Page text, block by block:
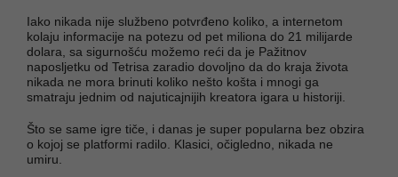
Iako nikada nije službeno potvrđeno koliko, a internetom
kolaju informacije na potezu od pet miliona do 21 milijarde
dolara, sa sigurnošću možemo reći da je Pažitnov
naposljetku od Tetrisa zaradio dovoljno da do kraja života
nikada ne mora brinuti koliko nešto košta i mnogi ga
smatraju jednim od najuticajnijih kreatora igara u historiji.
Što se same igre tiče, i danas je super popularna bez obzira
o kojoj se platformi radilo. Klasici, očigledno, nikada ne
umiru.